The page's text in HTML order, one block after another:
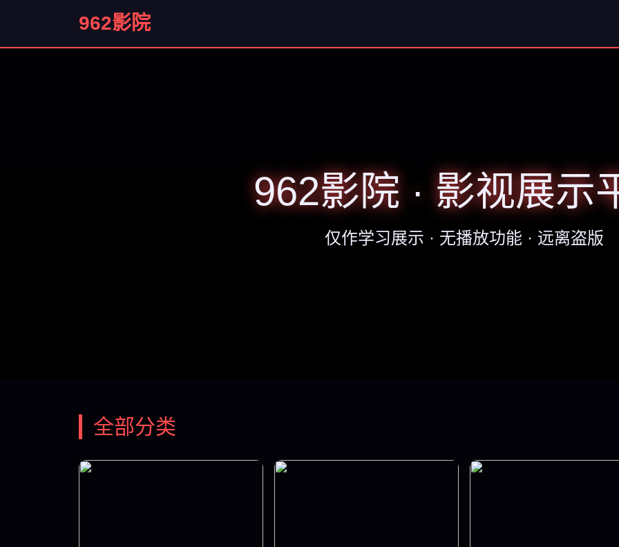
962影院
962影院 · 影视展示
仅作学习展示 · 无播放功能 · 远离盗版
全部分类